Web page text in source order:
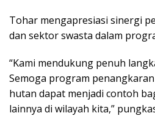
Tohar mengapresiasi sinergi
dan sektor swasta dalam
“Kami mendukung penuh
Semoga program
hutan dapat menjadi contoh
lainnya di wilayah kita,”